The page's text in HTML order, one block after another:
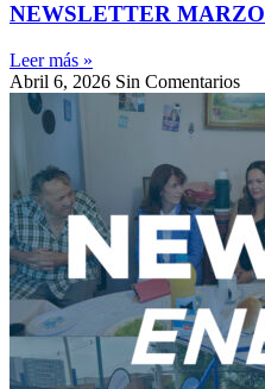
NEWSLETTER MARZO
Leer más »
Abril 6, 2026 Sin Comentarios